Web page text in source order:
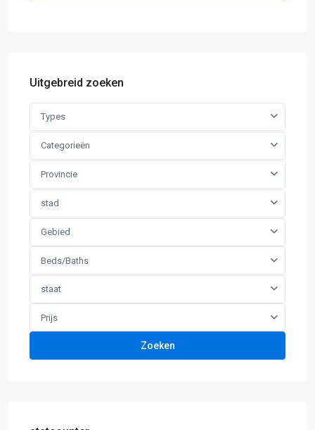
Uitgebreid zoeken
Types
Categorieën
Provincie
stad
Gebied
Beds/Baths
staat
Prijs
Zoeken